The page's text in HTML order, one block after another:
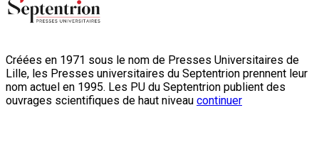
Créées en 1971 sous le nom de Presses Universitaires de
Lille, les Presses universitaires du Septentrion prennent leur
nom actuel en 1995. Les PU du Septentrion publient des
ouvrages scientifiques de haut niveau continuer